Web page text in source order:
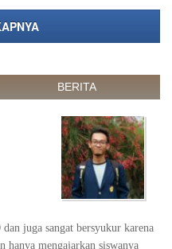
BERITA
juga sangat bersyukur karena
hanya mengajarkan siswanya